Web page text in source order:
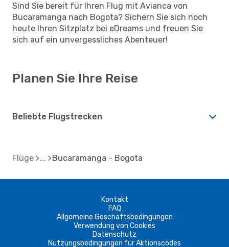
Sind Sie bereit für Ihren Flug mit Avianca von
Bucaramanga nach Bogota? Sichern Sie sich noch
heute Ihren Sitzplatz bei eDreams und freuen Sie
sich auf ein unvergessliches Abenteuer!
Planen Sie Ihre Reise
Beliebte Flugstrecken
Flüge Bucaramanga - Bogota
Kontakt
FAQ
Allgemeine Geschäftsbedingungen
Verwendung von Cookies
Datenschutz
Nutzungsbedingungen für Aktionscodes